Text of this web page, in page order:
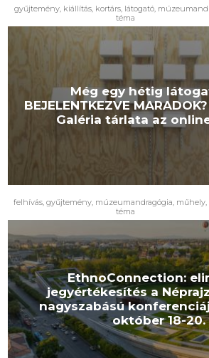
gyűjtemény kiállítás kortárs látogató
téma
Még egy hétig
BEJELENTKEZVE
Galéria tárlata az
felhívás, gyűjtemény, múzeumandragógia műhely,
téma
EthnoConnection:
jegyértékesítés a
nagyszabású
október 18-20.